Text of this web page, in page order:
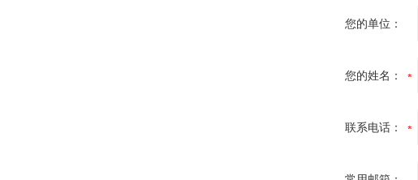
您的单位：
您的姓名：
联系电话：